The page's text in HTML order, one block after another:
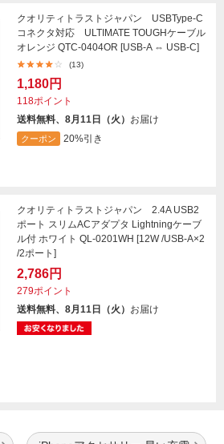
クオリティトラストジャパン USBType-C
コネクタ対応 ULTIMATE TOUGHケーブル
オレンジ QTC-0404OR [USB-A ⇔ USB-C]
(13)
1,180円
118ポイント
送料無料、8月11日（火） お届け
クーポン 20%引き
クオリティトラストジャパン 2.4A USB2
ポート スリムACアダプタ Lightningケーブ
ル付 ホワイト QL-0201WH [12W /USB-A×2
/2ポート]
2,786円
279ポイント
送料無料、8月11日（火） お届け